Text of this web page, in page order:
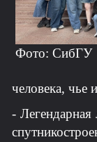
Фото: СибГУ
человека, чье
- Легендарная